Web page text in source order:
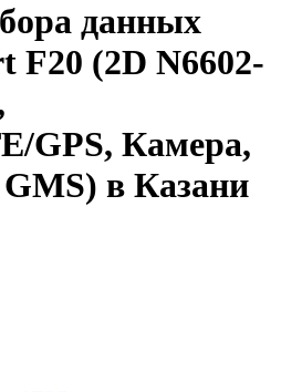
данных
(2D N6602-
GPS, Камера,
в Казани